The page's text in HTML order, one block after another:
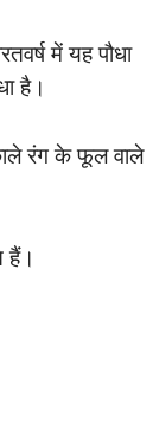
में यह पौधा
है।
रंग के फूल वाले
हैं।